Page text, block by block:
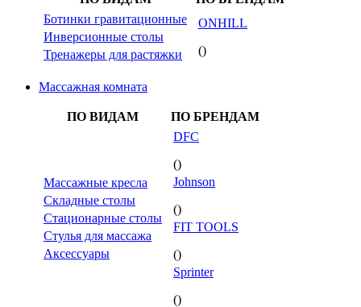
Ботинки гравитационные
Инверсионные столы
Тренажеры для растяжки
ONHILL
()
Массажная комната
ПО ВИДАМ ПО БРЕНДАМ
Массажные кресла
Складные столы
Стационарные столы
Стулья для массажа
Аксессуары
DFC
()
Johnson
()
FIT TOOLS
()
Sprinter
()